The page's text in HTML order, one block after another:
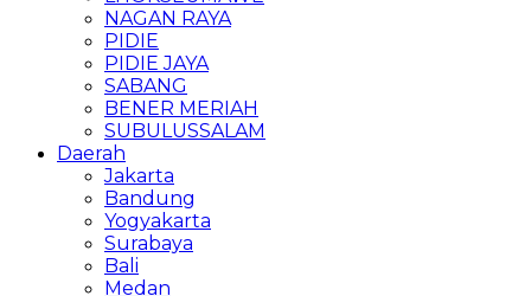
NAGAN RAYA
PIDIE
PIDIE JAYA
SABANG
BENER MERIAH
SUBULUSSALAM
Daerah
Jakarta
Bandung
Yogyakarta
Surabaya
Bali
Medan